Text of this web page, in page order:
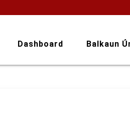
Dashboard Balkaun